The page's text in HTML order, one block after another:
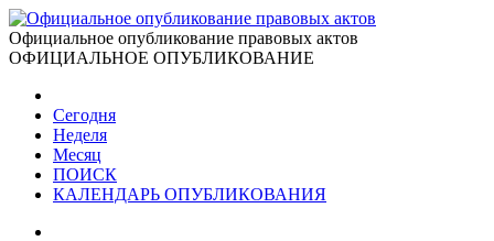
Официальное опубликование правовых актов
ОФИЦИАЛЬНОЕ ОПУБЛИКОВАНИЕ
Сегодня
Неделя
Месяц
ПОИСК
КАЛЕНДАРЬ ОПУБЛИКОВАНИЯ